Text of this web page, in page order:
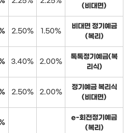
(비대면)
2.50% 1.50%
비대면 정기예금
(복리)
3.40% 2.00%
톡톡정기예금(복
리식)
2.50% 2.00%
정기예금 복리식
(비대면)
e-회전정기예금
(복리)